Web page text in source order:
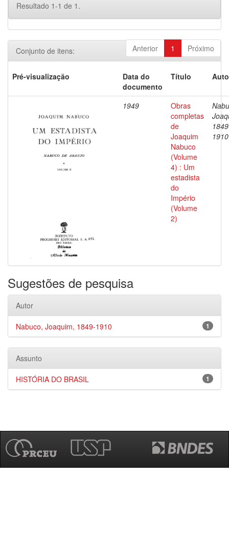
Resultado 1-1 de 1.
Anterior 1 Próximo
Conjunto de itens:
Pré-visualização
Data do
documento
Título
1949
Obras
completas
de
Joaquim
Nabuco
(Volume
4) : Um
estadista
do
Império
(Volume
2)
1910
Sugestões de pesquisa
Autor
1
Nabuco, Joaquim, 1849-1910
Assunto
1
HISTÓRIA DO BRASIL